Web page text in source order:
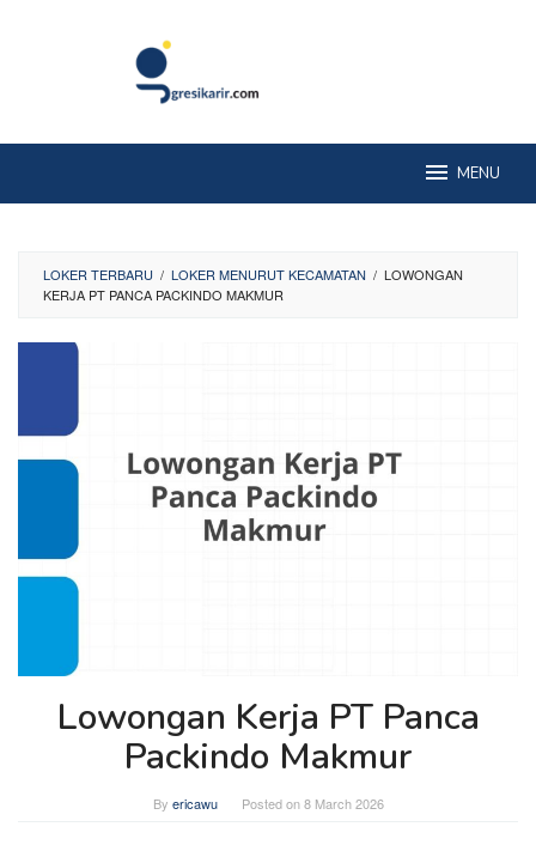
MENU
LOKER TERBARU / LOKER MENURUT KECAMATAN / LOWONGAN
KERJA PT PANCA PACKINDO MAKMUR
Lowongan Kerja PT Panca
Packindo Makmur
By ericawu Posted on8 March 2026